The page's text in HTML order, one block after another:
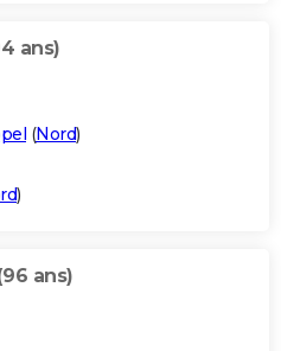
ans)
(Nord)
)
ans)